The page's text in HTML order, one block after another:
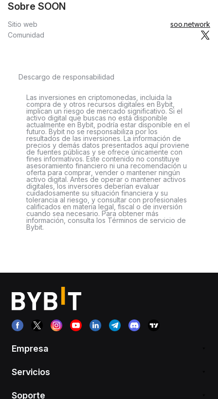
Sobre SOON
Sitio web
soo.network
Comunidad
Descargo de responsabilidad
Las inversiones en criptomonedas, incluida la
compra de y otros recursos digitales en Bybit,
implican un riesgo de mercado significativo. Si el
activo digital que buscas no está disponible
actualmente en Bybit, podría estar disponible en el
futuro. Bybit no se responsabiliza por los
resultados de las inversiones. La información de
precios y demás datos presentados aquí proviene
de fuentes públicas y se ofrece únicamente con
fines informativos. Este contenido no constituye
asesoramiento financiero ni una recomendación u
oferta para comprar, vender o mantener ningún
activo digital. Antes de operar o mantener activos
digitales, los inversores deberían evaluar
cuidadosamente su situación financiera y su
tolerancia al riesgo, y consultar con profesionales
calificados en materia legal, fiscal o de inversión
cuando sea necesario. Para obtener más
información, consulta los Términos de servicio de
Bybit.
Empresa
Servicios
Soporte